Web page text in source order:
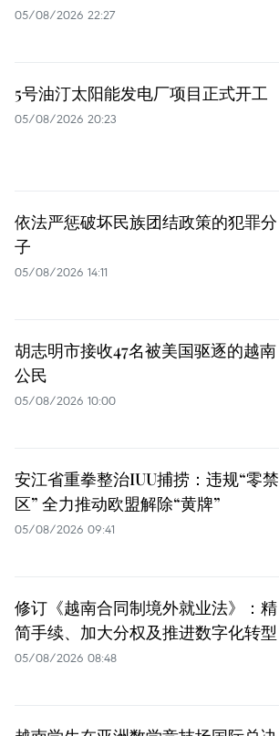
05/08/2026 22:27
5号油汀太阳能发电厂项目正式开工
05/08/2026 20:23
依法严惩破坏民族团结政策的犯罪分
子
05/08/2026 14:11
胡志明市接收47名被美国驱逐的越南
公民
05/08/2026 10:00
安江省重拳整治IUU捕捞：违规“零禁
区” 全力推动欧盟解除“黄牌”
05/08/2026 09:41
修订《越南合同制境外就业法》：精
简手续、加大分权及推进数字化转型
05/08/2026 08:48